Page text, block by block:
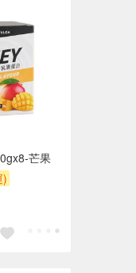
芒果
)